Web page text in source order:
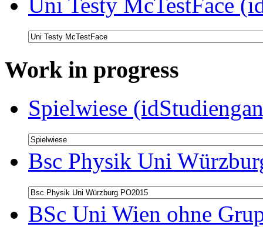
Uni Testy McTestFace
Work in progress
Spielwiese
Bsc Physik Uni
BSc Uni Wien ohne